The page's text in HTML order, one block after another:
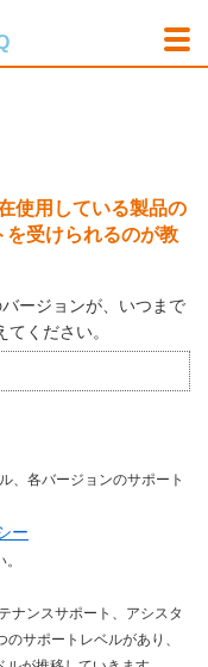
使用している製品の
を受けられるのが教
ージョンが、いつまで
ください。
、各バージョンのサポート
ー
ナンスサポート、アシスタ
サポートレベルがあり、